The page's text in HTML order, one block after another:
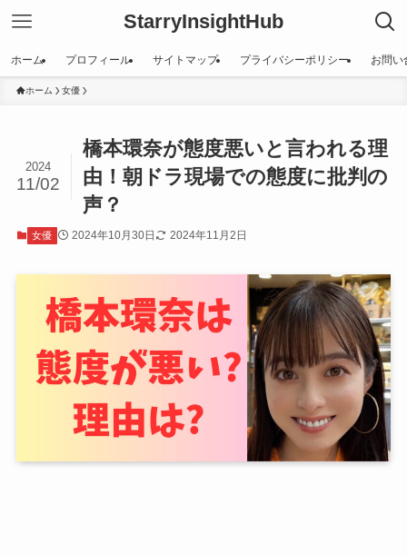
StarryInsightHub
ホーム プロフィール サイトマップ プライバシーポリシー お問い
ホーム 女優
橋本環奈が態度悪いと言われる理
由！朝ドラ現場での態度に批判の
声？
2024
11/02
女優 2024年10月30日 2024年11月2日